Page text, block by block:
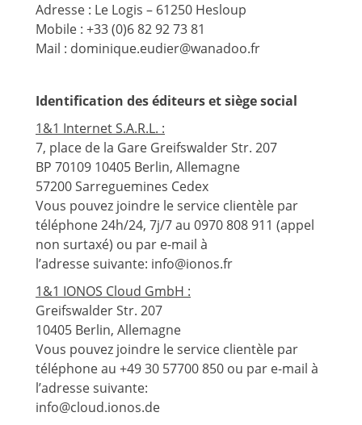
Adresse : Le Logis – 61250 Hesloup
Mobile : +33 (0)6 82 92 73 81
Mail : dominique.eudier@wanadoo.fr
Identification des éditeurs et siège social
1&1 Internet S.A.R.L. :
7, place de la Gare Greifswalder Str. 207
BP 70109 10405 Berlin, Allemagne
57200 Sarreguemines Cedex
Vous pouvez joindre le service clientèle par
téléphone 24h/24, 7j/7 au 0970 808 911 (appel
non surtaxé) ou par e-mail à
l’adresse suivante: info@ionos.fr
1&1 IONOS Cloud GmbH :
Greifswalder Str. 207
10405 Berlin, Allemagne
Vous pouvez joindre le service clientèle par
téléphone au +49 30 57700 850 ou par e-mail à
l’adresse suivante:
info@cloud.ionos.de